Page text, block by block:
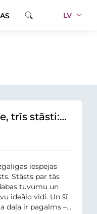
LV
trīs stāsti:
iespējas
Stāsts par tās
tuvumu un
ideālo vidi. Un šī
daļa ir pagalms –